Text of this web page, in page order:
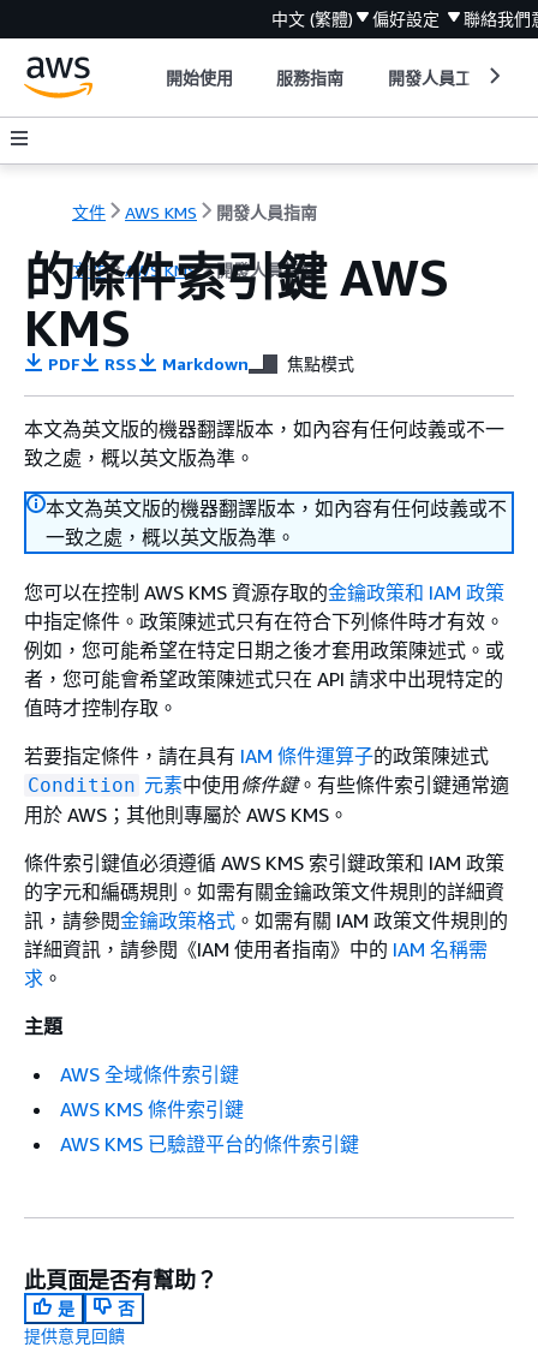
中文 (繁體) 偏好設定 聯絡我們
開始使用 服務指南 開發人員工具
文件 AWS KMS 開發人員指南
文件 AWS KMS 開發人員指南
的條件索引鍵 AWS
KMS
PDF RSS Markdown 焦點模式
本文為英文版的機器翻譯版本，如內容有任何歧義或不一
致之處，概以英文版為準。
本文為英文版的機器翻譯版本，如內容有任何歧義或不
一致之處，概以英文版為準。
您可以在控制 AWS KMS 資源存取的金鑰政策和 IAM 政策
中指定條件。政策陳述式只有在符合下列條件時才有效。
例如，您可能希望在特定日期之後才套用政策陳述式。或
者，您可能會希望政策陳述式只在 API 請求中出現特定的
值時才控制存取。
若要指定條件，請在具有 IAM 條件運算子的政策陳述式
Condition 元素中使用 條件鍵。有些條件索引鍵通常適
用於 AWS；其他則專屬於 AWS KMS。
條件索引鍵值必須遵循 AWS KMS 索引鍵政策和 IAM 政策
的字元和編碼規則。如需有關金鑰政策文件規則的詳細資
訊，請參閱金鑰政策格式 。如需有關 IAM 政策文件規則的
詳細資訊，請參閱《IAM 使用者指南》 中的 IAM 名稱需
求 。
主題
AWS 全域條件索引鍵
AWS KMS 條件索引鍵
AWS KMS 已驗證平台的條件索引鍵
此頁面是否有幫助？
是
否
提供意見回饋